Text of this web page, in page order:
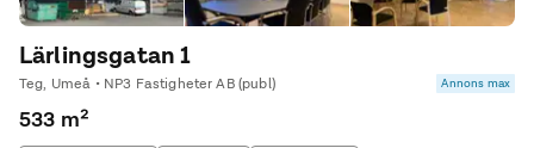
Lärlingsgatan 1
Teg, Umeå • NP3 Fastigheter AB (publ) Annons max
533 m²